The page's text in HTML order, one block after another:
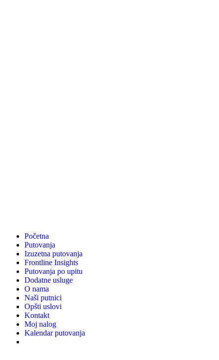
Početna
Putovanja
Izuzetna putovanja
Frontline Insights
Putovanja po upitu
Dodatne usluge
O nama
Naši putnici
Opšti uslovi
Kontakt
Moj nalog
Kalendar putovanja